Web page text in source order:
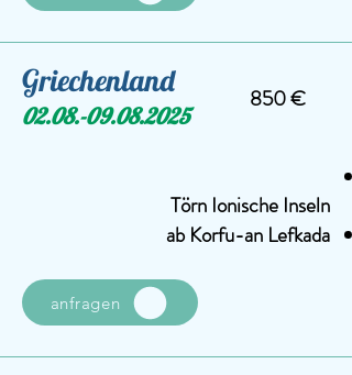
Griechenland
02.08.-09.08.2025
850 €
Törn Ionische Inseln
ab Korfu-an Lefkada
anfragen